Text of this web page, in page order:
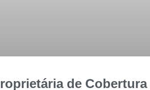
de Cobertura